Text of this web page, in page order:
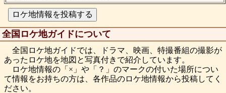
全国ロケ地ガイドについて
全国ロケ地ガイドでは、ドラマ、映画、特撮番組の撮影が
あったロケ地を地図と写真付きで紹介しています。
ロケ地情報の「×」や「？」のマークの付いた場所につい
て情報をお持ちの方は、各作品のロケ地情報から投稿してく
ださい。